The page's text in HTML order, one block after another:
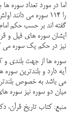
اما در مورد تعداد سوره
را 114 سوره می
ایشان سوره های فیل و
نیز در حکم یک سوره می
می باشد به خصوص
میان دو سوره نیز سوره
منبع: کتاب تاریخ قرآن،